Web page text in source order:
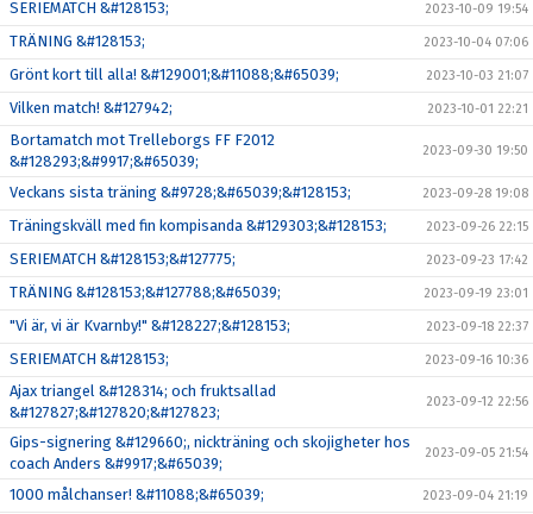
SERIEMATCH &#128153; 2023-10-09 19:54
TRÄNING &#128153; 2023-10-04 07:06
Grönt kort till alla! &#129001;&#11088;&#65039; 2023-10-03 21:07
Vilken match! &#127942; 2023-10-01 22:21
Bortamatch mot Trelleborgs FF F2012
&#128293;&#9917;&#65039;
2023-09-30 19:50
Veckans sista träning &#9728;&#65039;&#128153; 2023-09-28 19:08
Träningskväll med fin kompisanda &#129303;&#128153; 2023-09-26 22:15
SERIEMATCH &#128153;&#127775; 2023-09-23 17:42
TRÄNING &#128153;&#127788;&#65039; 2023-09-19 23:01
"Vi är, vi är Kvarnby!" &#128227;&#128153; 2023-09-18 22:37
SERIEMATCH &#128153; 2023-09-16 10:36
Ajax triangel &#128314; och fruktsallad
&#127827;&#127820;&#127823;
2023-09-12 22:56
Gips-signering &#129660;, nickträning och skojigheter hos
coach Anders &#9917;&#65039;
2023-09-05 21:54
1000 målchanser! &#11088;&#65039; 2023-09-04 21:19